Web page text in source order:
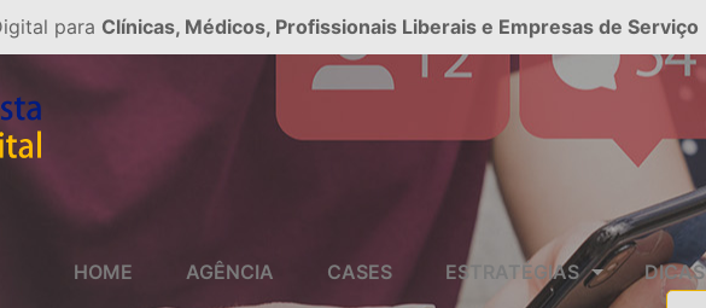
para Clínicas, Médicos, Profissionais Liberais e Empresas de Serviço
HOME AGÊNCIA CASES ESTRATÉGIAS DICAS